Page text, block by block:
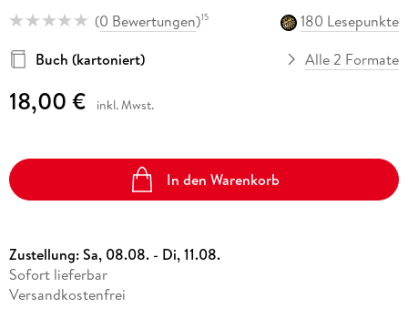
(0 Bewertungen)15
180 Lesepunkte
Buch (kartoniert)
Alle 2 Formate
18,00 € inkl. Mwst.
In den Warenkorb
Zustellung:Sa, 08.08. - Di, 11.08.
Sofort lieferbar
Versandkostenfrei